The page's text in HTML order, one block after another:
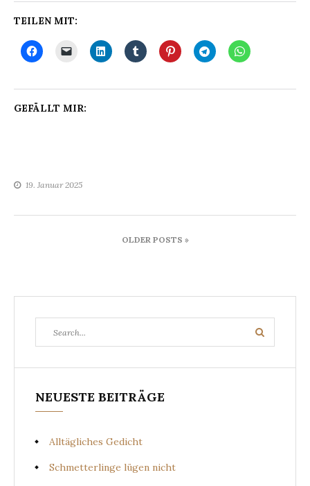
TEILEN MIT:
GEFÄLLT MIR:
19. Januar 2025
Beitragsnavigation
OLDER POSTS »
for:
Search
NEUESTE BEITRÄGE
Alltägliches Gedicht
Schmetterlinge lügen nicht